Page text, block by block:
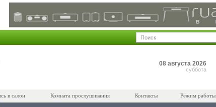
08 августа 2026
суббота
в салон Комната прослушивания Контакты Режим работы